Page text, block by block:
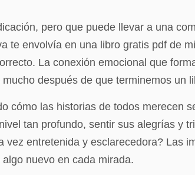
pero que puede llevar a una
te envolvía en una libro gratis pdf de
La conexión emocional que
después de que terminemos un
cómo las historias de todos merecen
tan profundo, sentir sus alegrías y
entretenida y esclarecedora? Las
nuevo en cada mirada.